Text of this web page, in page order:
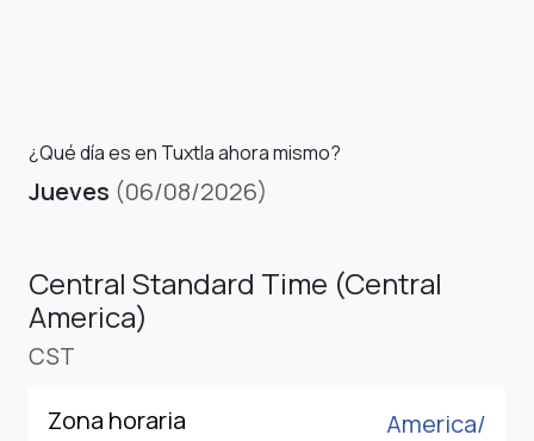
¿Qué día es en Tuxtla ahora mismo?
Jueves (06/08/2026)
Central Standard Time (Central
America)
CST
Zona horaria
America/